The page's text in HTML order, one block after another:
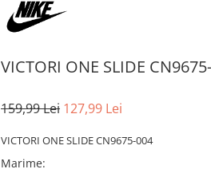
VICTORI ONE SLIDE
159,99 Lei 127,99 Lei
VICTORI ONE SLIDE CN9675-004
Marime: